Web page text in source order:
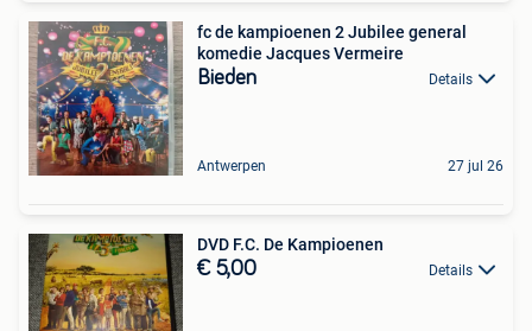
fc de kampioenen 2 Jubilee general
komedie Jacques Vermeire
Bieden Details
Antwerpen 27 jul 26
DVD F.C. De Kampioenen
€ 5,00 Details